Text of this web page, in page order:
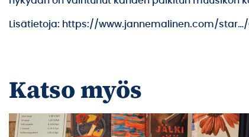
Lisätietoja: https://www.jannemalinen.com/
Katso myös